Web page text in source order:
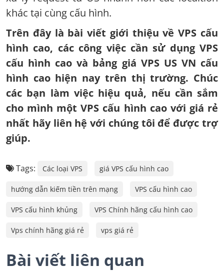
khác tại cùng cấu hình.
Trên đây là bài viết giới thiệu về VPS cấu
hình cao, các công việc cần sử dụng VPS
cấu hình cao và bảng giá VPS US VN cấu
hình cao hiện nay trên thị trường. Chúc
các bạn làm việc hiệu quả, nếu cần sắm
cho mình một VPS cấu hình cao với giá rẻ
nhất hãy liên hệ với chúng tôi để được trợ
giúp.
Tags: Các loại VPS giá VPS cấu hình cao
hướng dẫn kiếm tiền trên mạng VPS cấu hình cao
VPS cấu hình khủng VPS Chính hãng cấu hình cao
Vps chính hãng giá rẻ vps giá rẻ
Bài viết liên quan